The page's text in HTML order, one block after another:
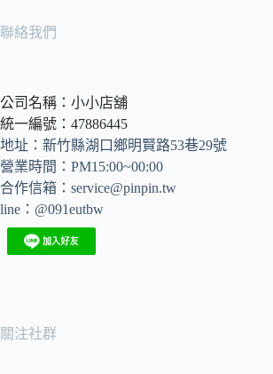
聯絡我們
公司名稱：小小店舖
統一編號：47886445
地址：新竹縣湖口鄉明賢路53巷29號
營業時間：PM15:00~00:00
合作信箱： service@pinpin.tw
line：@091eutbw
關注社群